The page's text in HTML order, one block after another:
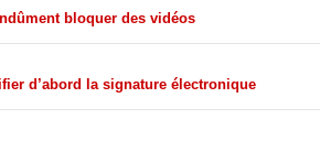
bloquer des vidéos
d’abord la signature électronique